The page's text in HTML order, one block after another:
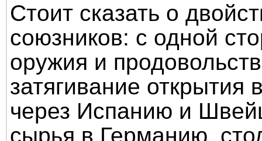
Стоит сказать о
союзников: с одной
оружия и
затягивание открытия
через Испанию и
сырья в Германию,